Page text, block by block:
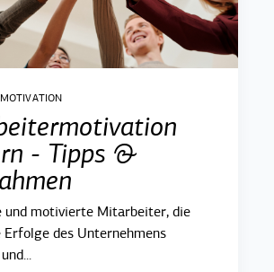
- Tipps &
und motivierte Mitarbeiter, die
des Unternehmens